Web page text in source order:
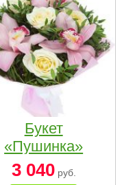
Букет
«Пушинка»
3 040руб.